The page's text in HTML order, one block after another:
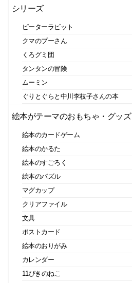
シリーズ
ピーターラビット
クマのプーさん
くろグミ団
タンタンの冒険
ムーミン
ぐりとぐらと中川李枝子さんの本
絵本がテーマのおもちゃ・グッズ
絵本のカードゲーム
絵本のかるた
絵本のすごろく
絵本のパズル
マグカップ
クリアファイル
文具
ポストカード
絵本のおりがみ
カレンダー
11ぴきのねこ